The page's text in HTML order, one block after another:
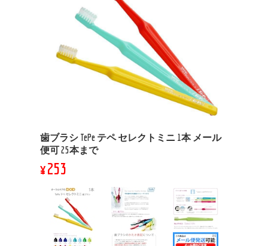
歯ブラシ TePe テペ セレクトミニ 1本 メール
便可 25本まで
¥253